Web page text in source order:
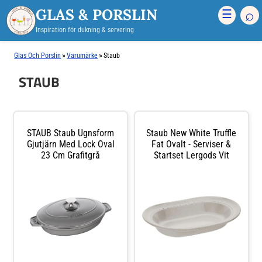
GLAS & PORSLIN
Inspiration för dukning & servering
☰ ⌕
Glas Och Porslin »Varumärke »Staub
STAUB
STAUB Staub Ugnsform
Gjutjärn Med Lock Oval
23 Cm Grafitgrå
Staub New White Truffle
Fat Ovalt - Serviser &
Startset Lergods Vit